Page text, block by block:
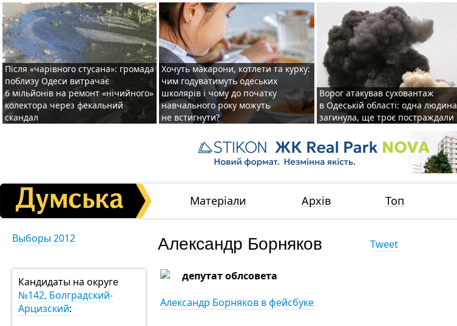
Після «чарівного стусана»: громада
поблизу Одеси витрачає
6 мільйонів на ремонт «нічийного»
колектора через фекальний
скандал
Хочуть макарони, котлети та курку:
чим годуватимуть одеських
школярів і чому до початку
навчального року можуть
не встигнути?
Ворог атакував суховантаж
в Одеській області: одна людина
загинула, ще троє постраждали
Матеріали Архів Топ
Выборы 2012 Александр Борняков Tweet
Кандидаты на округе
№142, Болградский-
Арцизский:
депутат облсовета
Александр Борняков в фейсбуке